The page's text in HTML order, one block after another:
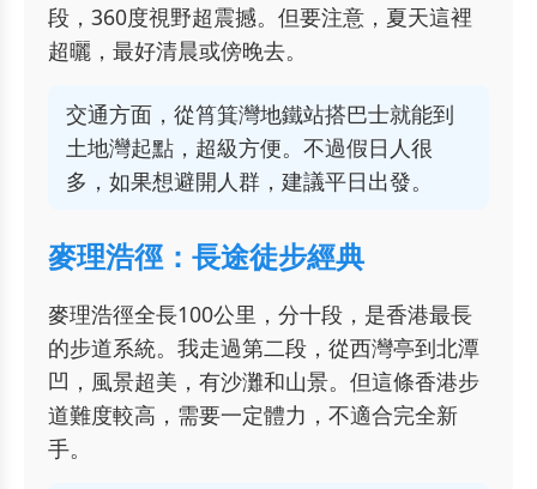
段，360度視野超震撼。但要注意，夏天這裡
超曬，最好清晨或傍晚去。
交通方面，從筲箕灣地鐵站搭巴士就能到
土地灣起點，超級方便。不過假日人很
多，如果想避開人群，建議平日出發。
麥理浩徑：長途徒步經典
麥理浩徑全長100公里，分十段，是香港最長
的步道系統。我走過第二段，從西灣亭到北潭
凹，風景超美，有沙灘和山景。但這條香港步
道難度較高，需要一定體力，不適合完全新
手。